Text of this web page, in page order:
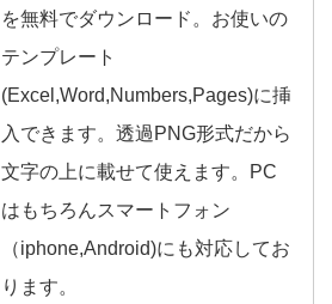
を無料でダウンロード。お使いの
テンプレート
(Excel,Word,Numbers,Pages)に挿
入できます。透過PNG形式だから
文字の上に載せて使えます。PC
はもちろんスマートフォン
（iphone,Android)にも対応してお
ります。